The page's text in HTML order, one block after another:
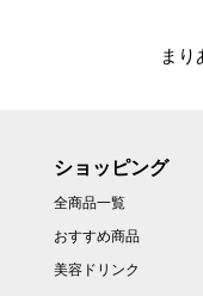
まり
ショッピング
全商品一覧
おすすめ商品
美容ドリンク